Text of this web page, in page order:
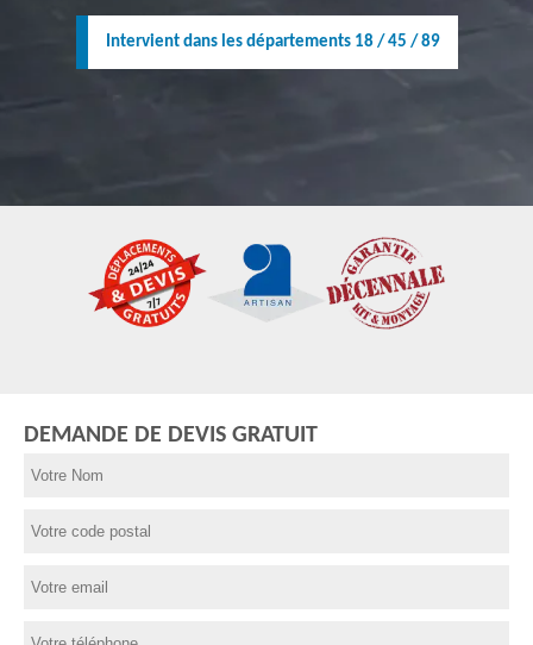
Intervient dans les départements 18 / 45 / 89
DEMANDE DE DEVIS GRATUIT